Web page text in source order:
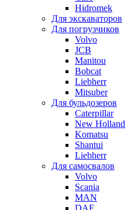
Hidromek
Для экскаваторов
Для погрузчиков
Volvo
JCB
Manitou
Bobcat
Liebherr
Mitsuber
Для бульдозеров
Caterpillar
New Holland
Komatsu
Shantui
Liebherr
Для самосвалов
Volvo
Scania
MAN
DAF